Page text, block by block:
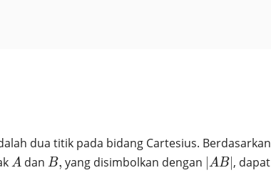
dua titik pada bidang Cartesius. Berdasarkan
A
A dan B,
B, yang disimbolkan dengan |AB|
AB∣ , dapat